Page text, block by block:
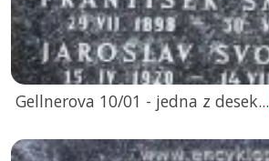
Gellnerova 10/01 - jedna z desek...